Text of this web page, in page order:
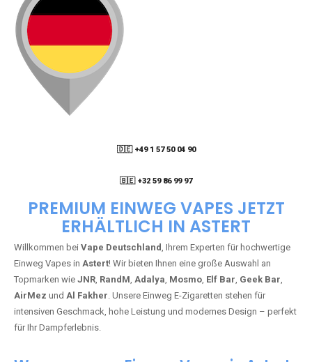
🇩🇪 +49 1 57 50 04 90
🇧🇪 +32 59 86 99 97
PREMIUM EINWEG VAPES JETZT
ERHÄLTLICH IN ASTERT
Willkommen bei Vape Deutschland, Ihrem Experten für hochwertige
Einweg Vapes in Astert! Wir bieten Ihnen eine große Auswahl an
Topmarken wie JNR, RandM, Adalya, Mosmo, Elf Bar, Geek Bar,
AirMez und Al Fakher. Unsere Einweg E-Zigaretten stehen für
intensiven Geschmack, hohe Leistung und modernes Design – perfekt
für Ihr Dampferlebnis.